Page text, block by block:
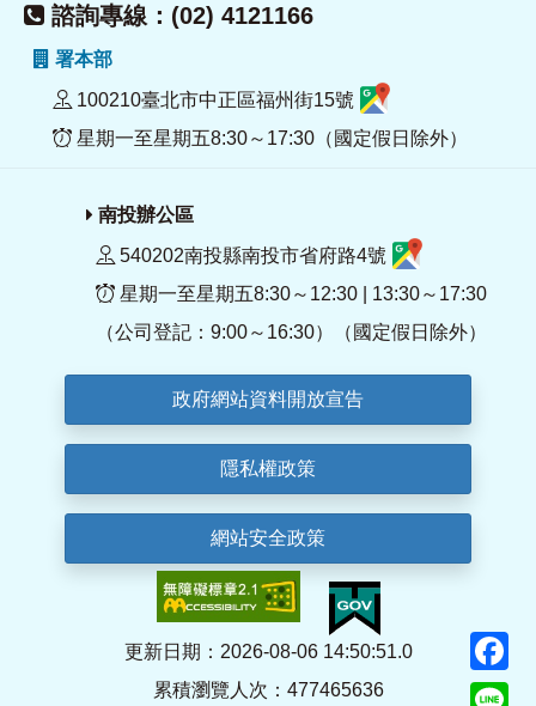
諮詢專線：(02) 4121166
署本部
100210臺北市中正區福州街15號
星期一至星期五8:30～17:30（國定假日除外）
南投辦公區
540202南投縣南投市省府路4號
星期一至星期五8:30～12:30 | 13:30～17:30
（公司登記：9:00～16:30）（國定假日除外）
政府網站資料開放宣告
隱私權政策
網站安全政策
更新日期：2026-08-06 14:50:51.0
累積瀏覽人次：477465636